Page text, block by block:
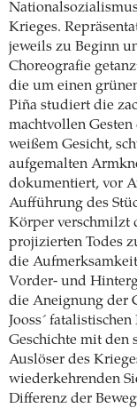
Krieges.
jeweils zu Beginn
Choreografie
die um einen
Piña studiert die
machtvollen
weißem Gesicht,
aufgemalten
dokumentiert, vor
Aufführung des
Körper verschmilzt
projizierten Todes
die
Vorder- und
die Aneignung der
Jooss´
Geschichte mit den
Auslöser des
wiederkehrenden
Differenz der